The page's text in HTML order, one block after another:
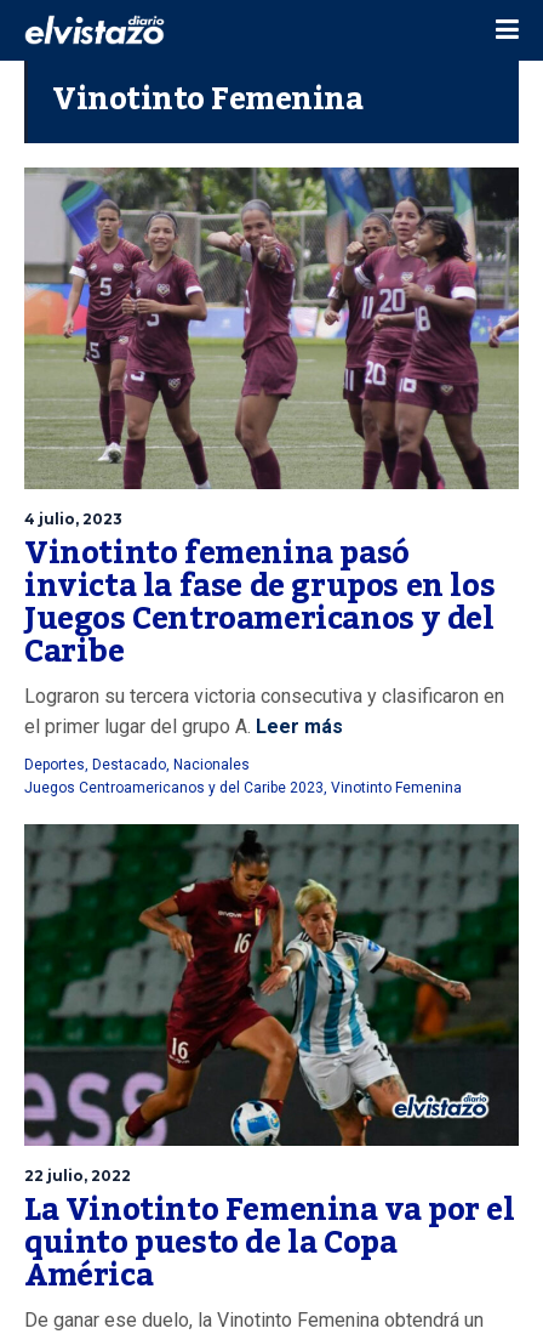
Vinotinto Femenina
4 julio, 2023
Vinotinto femenina pasó
invicta la fase de grupos en los
Juegos Centroamericanos y del
Caribe
Lograron su tercera victoria consecutiva y clasificaron en
el primer lugar del grupo A. Leer más
Deportes, Destacado, Nacionales
Juegos Centroamericanos y del Caribe 2023, Vinotinto Femenina
22 julio, 2022
La Vinotinto Femenina va por el
quinto puesto de la Copa
América
De ganar ese duelo, la Vinotinto Femenina obtendrá un